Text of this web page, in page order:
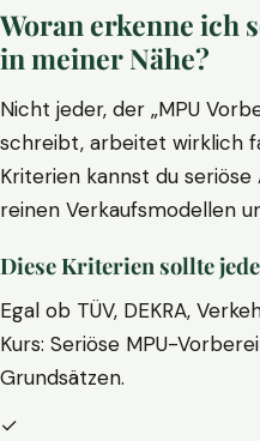
Woran erkenne ich
in meiner Nähe?
Nicht jeder, der „MPU
schreibt, arbeitet wirklich
Kriterien kannst du
reinen Verkaufsmodellen
Diese Kriterien sollte
Egal ob TÜV, DEKRA,
Kurs: Seriöse MPU-
Grundsätzen.
✓